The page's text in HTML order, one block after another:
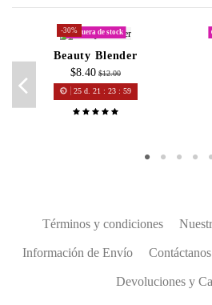
-30%Fuera de stock
Beauty Blender
$8.40 $12.00
25 d. 21 :23 :59
Términos y condiciones
Información de Envío Contáctanos
Devoluciones y